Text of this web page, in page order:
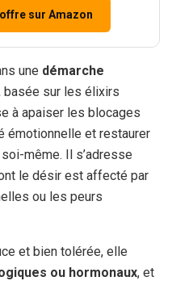
sur Amazon
une démarche
basée sur les élixirs
à apaiser les blocages
et restaurer
même. Il s’adresse
le désir est affecté par
ou les peurs
et bien tolérée, elle
ou hormonaux, et